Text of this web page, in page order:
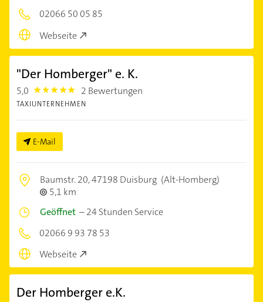
02066 50 05 85
Webseite
"Der Homberger" e. K.
5,0 5.0 2 Bewertungen
TAXIUNTERNEHMEN
E-Mail
Baumstr. 20,47198 Duisburg (Alt-Homberg)
5,1 km
Geöffnet –24 Stunden Service
02066 9 93 78 53
Webseite
Der Homberger e.K.